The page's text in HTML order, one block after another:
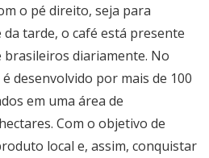
o pé direito, seja para
tarde, o café está presente
brasileiros diariamente. No
desenvolvido por mais de 100
em uma área de
Com o objetivo de
local e, assim, conquistar